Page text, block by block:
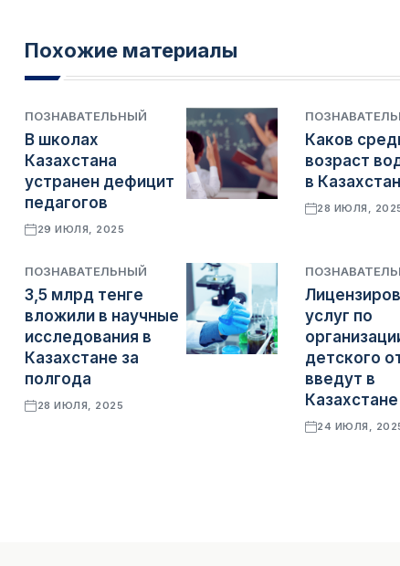
Похожие материалы
ПОЗНАВАТЕЛЬНЫЙ
В школах
Казахстана
устранен дефицит
педагогов
29 ИЮЛЯ, 2025
Каков
возраст
в
28 ИЮЛЯ,
ПОЗНАВАТЕЛЬНЫЙ
3,5 млрд тенге
вложили в научные
исследования в
Казахстане за
полгода
28 ИЮЛЯ, 2025
услуг по
детского
введут в
Казахстане
24 ИЮЛЯ,